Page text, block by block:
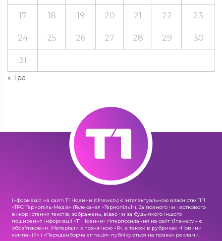
« Тра
17 18 19 20 21 22 23
24 25 26 27 28 29 30
31
Інформація на сайті Т1 Новини (t1news.tv) є інтелектуальною власністю ПП
«ТРО Тернопіль-Медіа» (Телеканал «Тернопіль1»). За повного чи часткового
використання текстів, зображень, відео чи за будь-якого іншого
поширення інформації «Т1 Новини» гіперпосилання на сайт t1news.tv – є
обов'язковим. Матеріали з позначкою «R», а також в рубриках «Новини
компаній» і «Передвиборча агітація» публікуються на правах реклами.